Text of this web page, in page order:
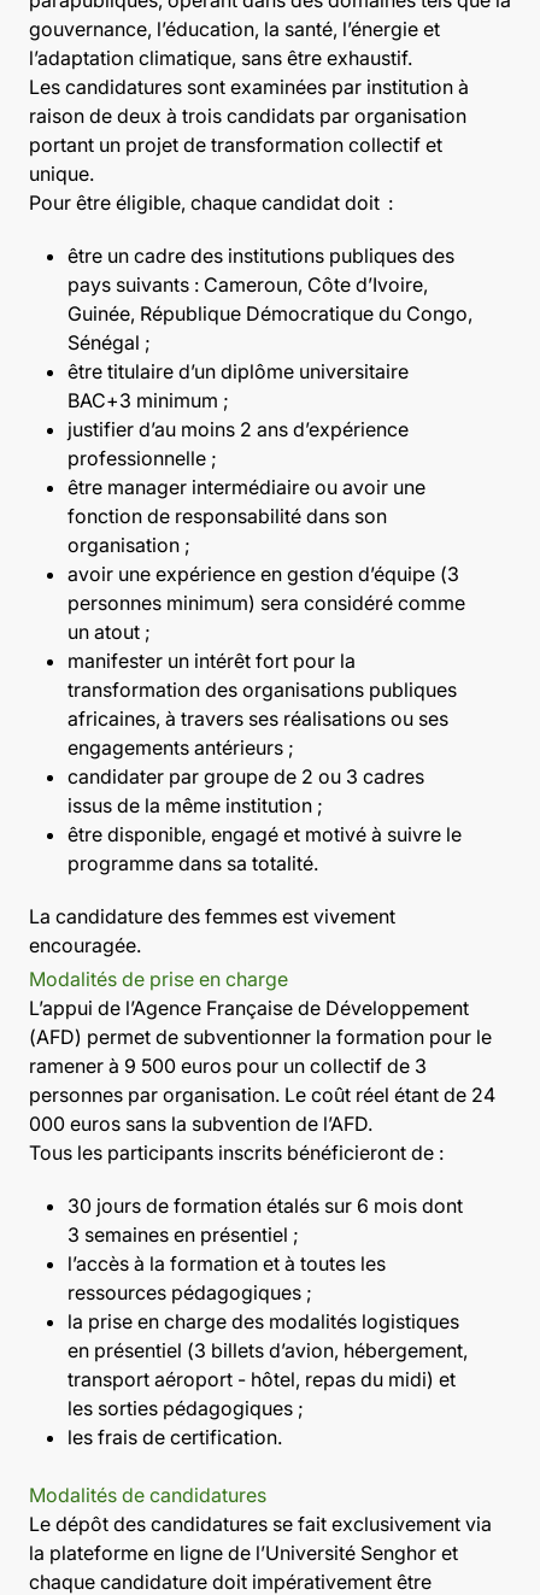
gouvernance, l’éducation, la santé, l’énergie et
l’adaptation climatique, sans être exhaustif.
Les candidatures sont examinées par institution à
raison de deux à trois candidats par organisation
portant un projet de transformation collectif et
unique.
Pour être éligible, chaque candidat doit :
être un cadre des institutions publiques des
pays suivants : Cameroun, Côte d’Ivoire,
Guinée, République Démocratique du Congo,
Sénégal ;
être titulaire d’un diplôme universitaire
BAC+3 minimum ;
justifier d’au moins 2 ans d’expérience
professionnelle ;
être manager intermédiaire ou avoir une
fonction de responsabilité dans son
organisation ;
avoir une expérience en gestion d’équipe (3
personnes minimum) sera considéré comme
un atout ;
manifester un intérêt fort pour la
transformation des organisations publiques
africaines, à travers ses réalisations ou ses
engagements antérieurs ;
candidater par groupe de 2 ou 3 cadres
issus de la même institution ;
être disponible, engagé et motivé à suivre le
programme dans sa totalité.
La candidature des femmes est vivement
encouragée.
Modalités de prise en charge
L’appui de l’Agence Française de Développement
(AFD) permet de subventionner la formation pour le
ramener à 9 500 euros pour un collectif de 3
personnes par organisation. Le coût réel étant de 24
000 euros sans la subvention de l’AFD.
Tous les participants inscrits bénéficieront de :
30 jours de formation étalés sur 6 mois dont
3 semaines en présentiel ;
l’accès à la formation et à toutes les
ressources pédagogiques ;
la prise en charge des modalités logistiques
en présentiel (3 billets d’avion, hébergement,
transport aéroport - hôtel, repas du midi) et
les sorties pédagogiques ;
les frais de certification.
Modalités de candidatures
Le dépôt des candidatures se fait exclusivement via
la plateforme en ligne de l’Université Senghor et
chaque candidature doit impérativement être